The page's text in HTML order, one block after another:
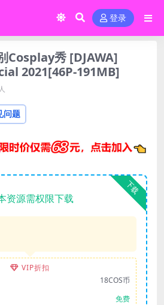
登录
Cosplay秀 [DJAWA]
2021[46P-191MB]
问题
下载
资源需权限下载
VIP折扣
18COS币
免费